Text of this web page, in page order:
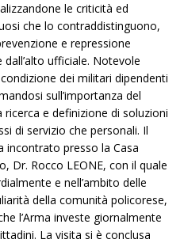
le criticità ed
che lo contraddistinguono,
e repressione
ufficiale. Notevole
dei militari dipendenti
sull’importanza del
e definizione di soluzioni
di servizio che personali. Il
incontrato presso la Casa
Dr. Rocco LEONE, con il quale
e nell’ambito delle
della comunità policorese,
l’Arma investe giornalmente
La visita si è conclusa